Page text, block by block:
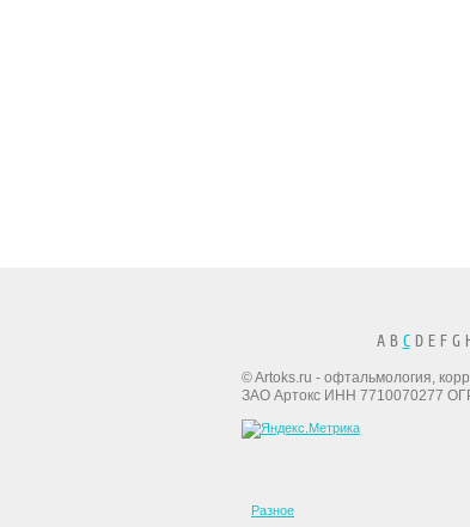
A B CD E F G
© Artoks.ru - офтальмология,
ЗАО Артокс ИНН 7710070277
Разное